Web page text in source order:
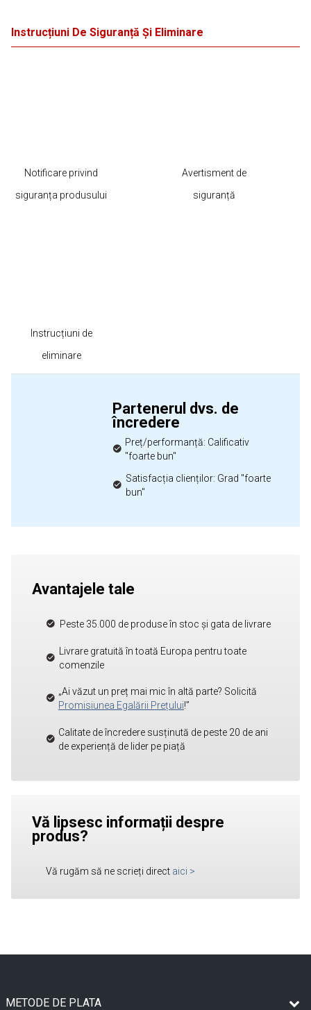
Instrucțiuni De Siguranță Și Eliminare
Notificare privind
siguranța produsului
Avertisment de
siguranță
Instrucțiuni de
eliminare
Partenerul dvs. de
încredere
Preț/performanță: Calificativ
"foarte bun"
Satisfacția clienților: Grad "foarte
bun"
Avantajele tale
Peste 35.000 de produse în stoc și gata de livrare
Livrare gratuită în toată Europa pentru toate
comenzile
„Ai văzut un preț mai mic în altă parte? Solicită
Promisiunea Egalării Prețului!”
Calitate de încredere susținută de peste 20 de ani
de experiență de lider pe piață
Vă lipsesc informații despre
produs?
Vă rugăm să ne scrieți direct aici >
METODE DE PLATA